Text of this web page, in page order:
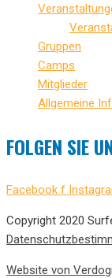
Gruppen
Camps
Mitglieder
Allgemeine
FOLGEN SIE
Facebook f
Copyright 2020
Website von